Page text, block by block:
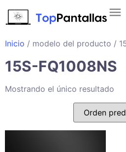
Inicio / modelo del producto /
15S-FQ1008NS
Mostrando el único resultado